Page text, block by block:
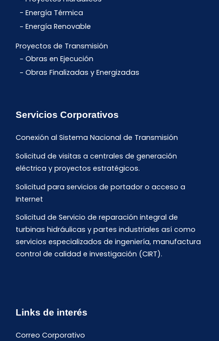
Energía Térmica
Energía Renovable
Proyectos de Transmisión
Obras en Ejecución
Obras Finalizadas y Energizadas
Servicios Corporativos
Conexión al Sistema Nacional de Transmisión
Solicitud de visitas a centrales de generación
eléctrica y proyectos estratégicos.
Solicitud para servicios de portador o acceso a
Internet
Solicitud de Servicio de reparación integral de
turbinas hidráulicas y partes industriales así como
servicios especializados de ingeniería, manufactura
control de calidad e investigación (CIRT).
Links de interés
Correo Corporativo